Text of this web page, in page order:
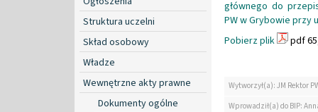
Struktura uczelni
Skład osobowy
Władze
Wewnętrzne akty prawne
Dokumenty ogólne
głównego do
PW w Grybowie przy
Pobierz plik
pdf
Wytworzył(a): JM Rektor
Wprowadził(a) do BIP: